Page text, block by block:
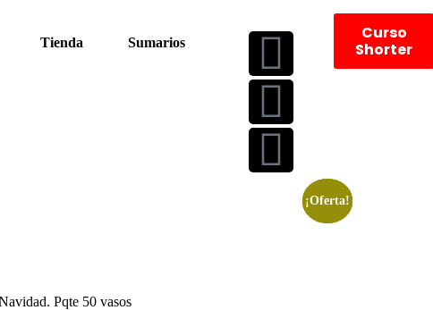
Tienda Sumarios
Curso
Shorter
Pqte 50 vasos
¡Oferta!
¡Oferta!